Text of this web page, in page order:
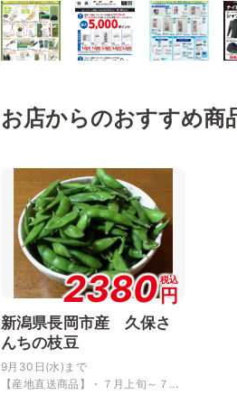
お店からのおすすめ商
2380税込
円
新潟県長岡市産 久保さ
んちの枝豆
9月30日(水)まで
【産地直送商品】・７月上旬～７...